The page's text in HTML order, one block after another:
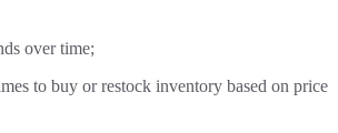
over time;
to buy or restock inventory based on price